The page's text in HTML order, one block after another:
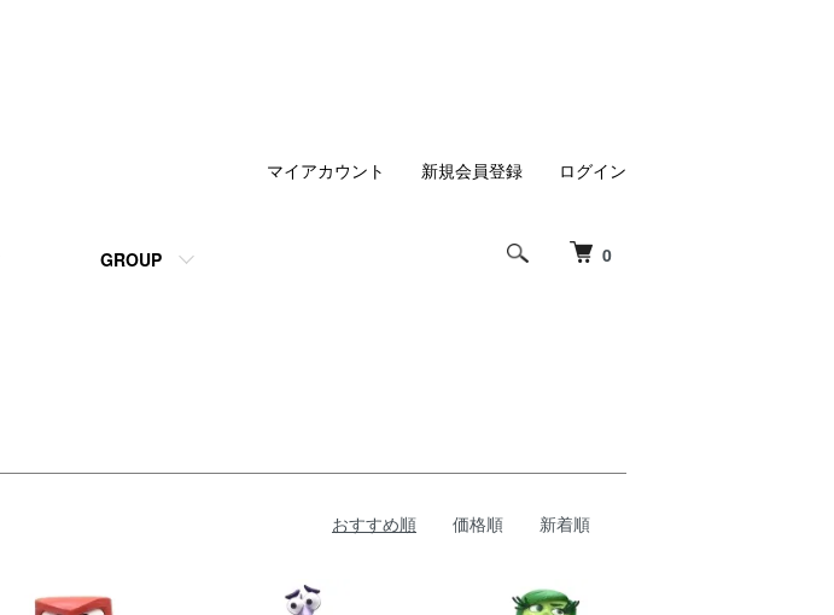
0
GROUP
マイアカウント 新規会員登録 ログイン
おすすめ順 価格順 新着順